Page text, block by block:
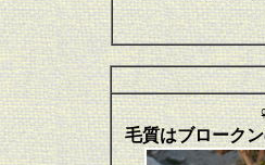
毛質はブローク